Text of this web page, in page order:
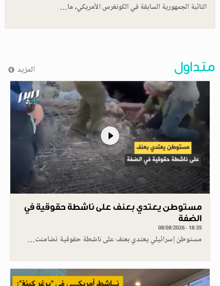
النائبة الجمهورية السابقة في الكونغرس الأمريكي، ما…
متداول المزيد
مستوطن يعتدي بعنف على ناشطة حقوقية في
الضفة
08/08/2026 - 18:35
مستوطن إسرائيلي يعتدي بعنف على ناشطة حقوقية تضامنت…